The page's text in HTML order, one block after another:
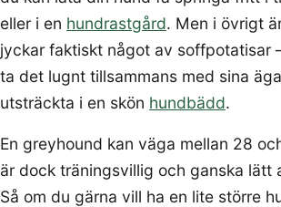
eller i en hundrastgård. Men i övrigt
jyckar faktiskt något av soffpotatisar
ta det lugnt tillsammans med sina
utsträckta i en skön hundbädd.
En greyhound kan väga mellan 28
är dock träningsvillig och ganska lätt
Så om du gärna vill ha en lite större